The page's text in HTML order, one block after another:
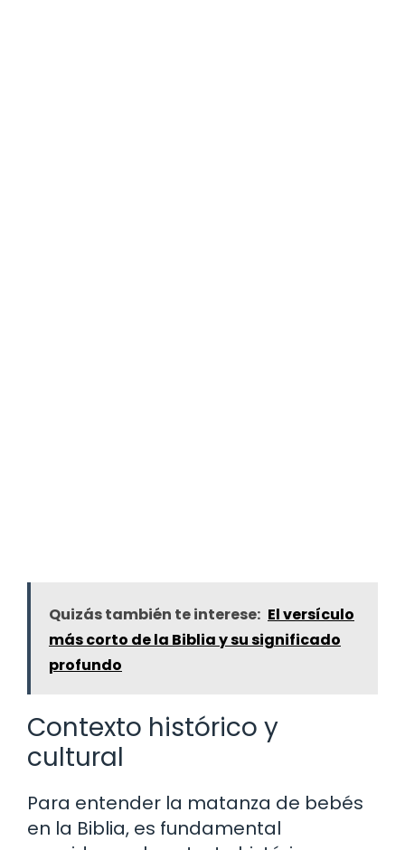
Quizás también te interese: El versículo
más corto de la Biblia y su significado
profundo
Contexto histórico y
cultural
Para entender la matanza de bebés
en la Biblia, es fundamental